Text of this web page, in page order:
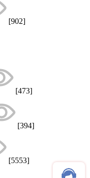
[902]
[473]
[394]
[5553]